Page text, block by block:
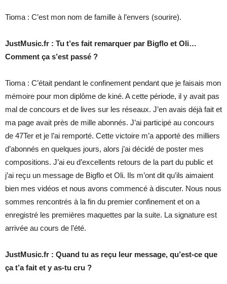
Tioma : C’est mon nom de famille à l’envers (sourire).
JustMusic.fr : Tu t’es fait remarquer par Bigflo et Oli…
Comment ça s’est passé ?
Tioma : C’était pendant le confinement pendant que je faisais mon
mémoire pour mon diplôme de kiné. A cette période, il y avait pas
mal de concours et de lives sur les réseaux. J’en avais déjà fait et
ma page avait près de mille abonnés. J’ai participé au concours
de 47Ter et je l’ai remporté. Cette victoire m’a apporté des milliers
d’abonnés en quelques jours, alors j’ai décidé de poster mes
compositions. J’ai eu d’excellents retours de la part du public et
j’ai reçu un message de Bigflo et Oli. Ils m’ont dit qu’ils aimaient
bien mes vidéos et nous avons commencé à discuter. Nous nous
sommes rencontrés à la fin du premier confinement et on a
enregistré les premières maquettes par la suite. La signature est
arrivée au cours de l’été.
JustMusic.fr : Quand tu as reçu leur message, qu’est-ce que
ça t’a fait et y as-tu cru ?